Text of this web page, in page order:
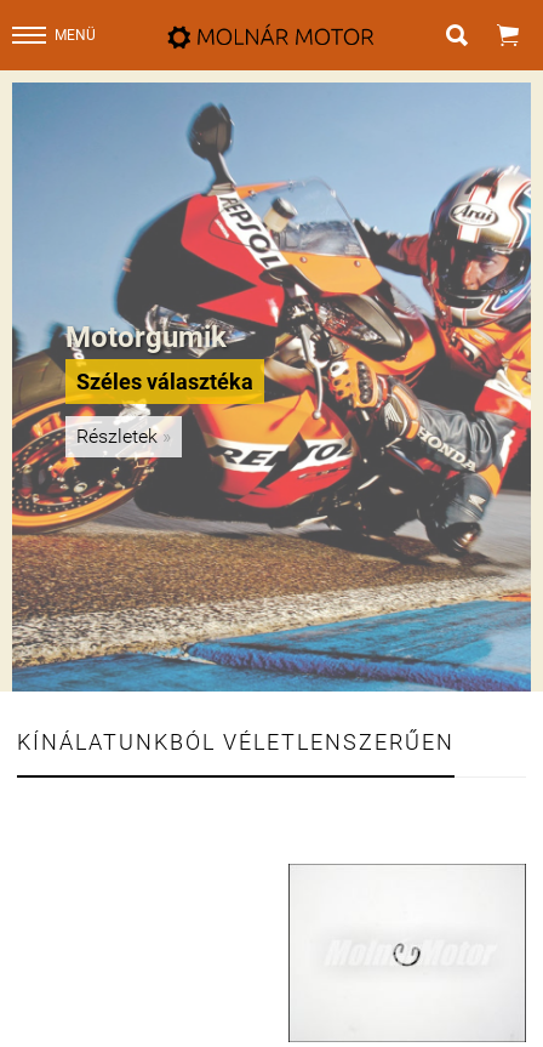
MENÜ  
Motorgumik
Széles választéka
Részletek»
KÍNÁLATUNKBÓL VÉLETLENSZERŰEN